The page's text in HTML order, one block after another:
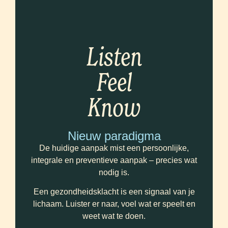
Listen
Feel
Know
Nieuw paradigma
De huidige aanpak mist een persoonlijke,
integrale en preventieve aanpak – precies wat
nodig is.
Een gezondheidsklacht is een signaal van je
lichaam. Luister er naar, voel wat er speelt en
weet wat te doen.